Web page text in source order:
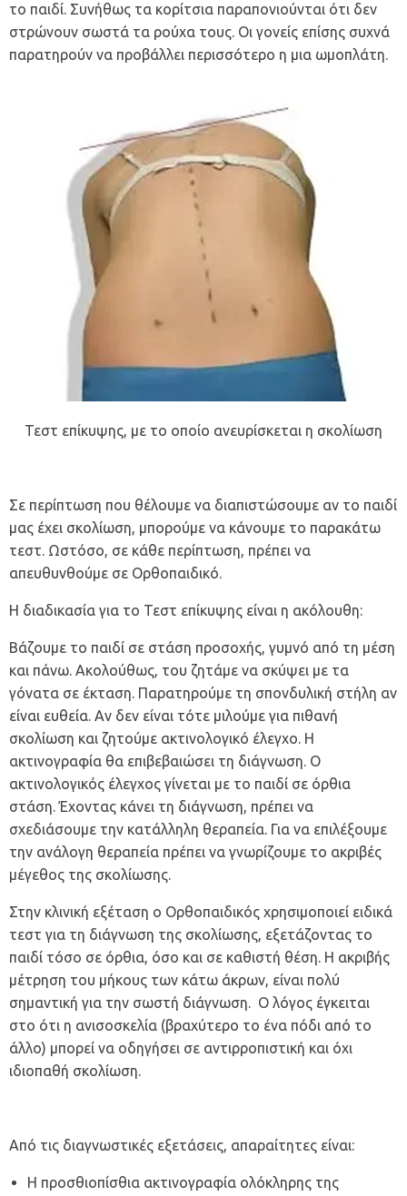
το παιδί. Συνήθως τα κορίτσια παραπονιούνται ότι δεν
στρώνουν σωστά τα ρούχα τους. Οι γονείς επίσης συχνά
παρατηρούν να προβάλλει περισσότερο η μια ωμοπλάτη.
Τεστ επίκυψης, με το οποίο ανευρίσκεται η σκολίωση
Σε περίπτωση που θέλουμε να διαπιστώσουμε αν το παιδί
μας έχει σκολίωση, μπορούμε να κάνουμε το παρακάτω
τεστ. Ωστόσο, σε κάθε περίπτωση, πρέπει να
απευθυνθούμε σε Ορθοπαιδικό.
Η διαδικασία για το Τεστ επίκυψης είναι η ακόλουθη:
Βάζουμε το παιδί σε στάση προσοχής, γυμνό από τη μέση
και πάνω. Ακολούθως, του ζητάμε να σκύψει με τα
γόνατα σε έκταση. Παρατηρούμε τη σπονδυλική στήλη αν
είναι ευθεία. Αν δεν είναι τότε μιλούμε για πιθανή
σκολίωση και ζητούμε ακτινολογικό έλεγχο. Η
ακτινογραφία θα επιβεβαιώσει τη διάγνωση. Ο
ακτινολογικός έλεγχος γίνεται με το παιδί σε όρθια
στάση. Έχοντας κάνει τη διάγνωση, πρέπει να
σχεδιάσουμε την κατάλληλη θεραπεία. Για να επιλέξουμε
την ανάλογη θεραπεία πρέπει να γνωρίζουμε το ακριβές
μέγεθος της σκολίωσης.
Στην κλινική εξέταση ο Ορθοπαιδικός χρησιμοποιεί ειδικά
τεστ για τη διάγνωση της σκολίωσης, εξετάζοντας το
παιδί τόσο σε όρθια, όσο και σε καθιστή θέση. Η ακριβής
μέτρηση του μήκους των κάτω άκρων, είναι πολύ
σημαντική για την σωστή διάγνωση. Ο λόγος έγκειται
στο ότι η ανισοσκελία (βραχύτερο το ένα πόδι από το
άλλο) μπορεί να οδηγήσει σε αντιρροπιστική και όχι
ιδιοπαθή σκολίωση.
Από τις διαγνωστικές εξετάσεις, απαραίτητες είναι:
Η προσθιοπίσθια ακτινογραφία ολόκληρης της